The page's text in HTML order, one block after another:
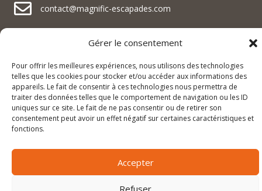
Gérer le consentement
Pour offrir les meilleures expériences, nous utilisons des technologies
telles que les cookies pour stocker et/ou accéder aux informations des
appareils. Le fait de consentir à ces technologies nous permettra de
traiter des données telles que le comportement de navigation ou les ID
uniques sur ce site. Le fait de ne pas consentir ou de retirer son
consentement peut avoir un effet négatif sur certaines caractéristiques et
fonctions.
Accepter
Refuser
contact@magnific-escapades.com
contact@magnific-escapades.com
contact@magnific-escapades.com
+33 (0)3 67 47 47 47
contact@magnific-escapades.com
16A rue du Général Baegert | 67210 Obernai, France
23 place Darcy, 21000 Dijon, France
© 2025 Magnific Escapades |Legal notice and privacy policy|